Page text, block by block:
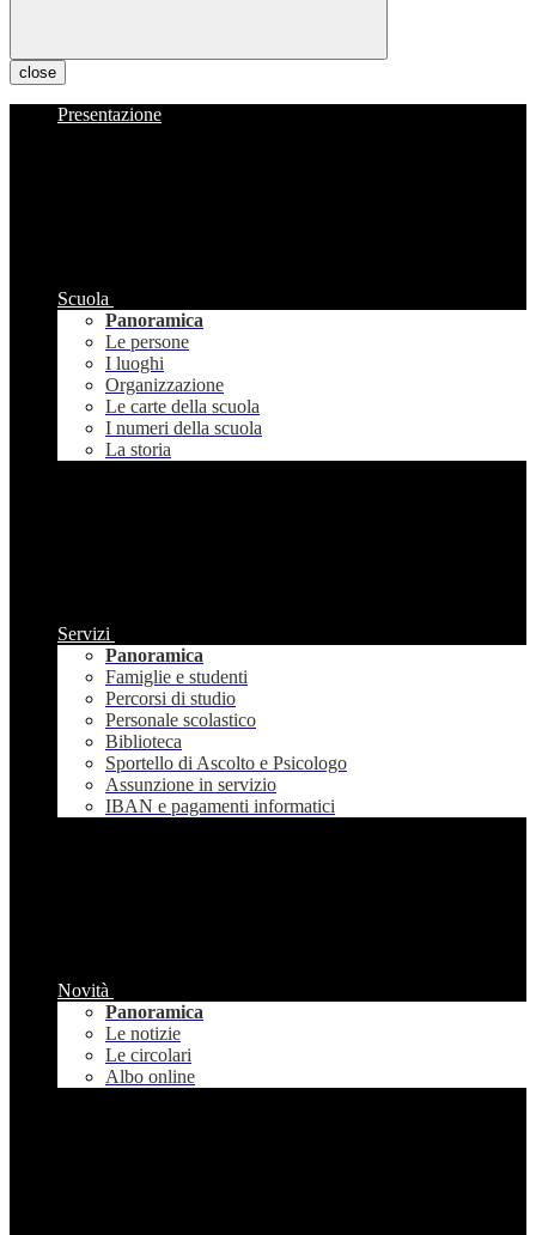
close
Presentazione
Scuola
Panoramica
Le persone
I luoghi
Organizzazione
Le carte della scuola
I numeri della scuola
La storia
Servizi
Panoramica
Famiglie e studenti
Percorsi di studio
Personale scolastico
Biblioteca
Sportello di Ascolto e Psicologo
Assunzione in servizio
IBAN e pagamenti informatici
Novità
Panoramica
Le notizie
Le circolari
Albo online